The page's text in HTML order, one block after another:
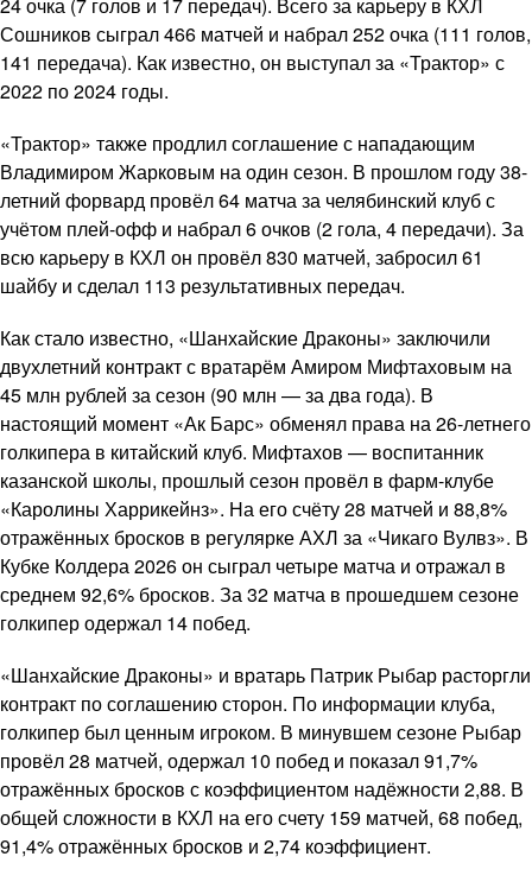
Сошников сыграл 466 матчей и набрал 252 очка (111 голов,
141 передача). Как известно, он выступал за «Трактор» с
2022 по 2024 годы.
«Трактор» также продлил соглашение с нападающим
Владимиром Жарковым на один сезон. В прошлом году 38-
летний форвард провёл 64 матча за челябинский клуб с
учётом плей-офф и набрал 6 очков (2 гола, 4 передачи). За
всю карьеру в КХЛ он провёл 830 матчей, забросил 61
шайбу и сделал 113 результативных передач.
Как стало известно, «Шанхайские Драконы» заключили
двухлетний контракт с вратарём Амиром Мифтаховым на
45 млн рублей за сезон (90 млн — за два года). В
настоящий момент «Ак Барс» обменял права на 26-летнего
голкипера в китайский клуб. Мифтахов — воспитанник
казанской школы, прошлый сезон провёл в фарм-клубе
«Каролины Харрикейнз». На его счёту 28 матчей и 88,8%
отражённых бросков в регулярке АХЛ за «Чикаго Вулвз». В
Кубке Колдера 2026 он сыграл четыре матча и отражал в
среднем 92,6% бросков. За 32 матча в прошедшем сезоне
голкипер одержал 14 побед.
«Шанхайские Драконы» и вратарь Патрик Рыбар расторгли
контракт по соглашению сторон. По информации клуба,
голкипер был ценным игроком. В минувшем сезоне Рыбар
провёл 28 матчей, одержал 10 побед и показал 91,7%
отражённых бросков с коэффициентом надёжности 2,88. В
общей сложности в КХЛ на его счету 159 матчей, 68 побед,
91,4% отражённых бросков и 2,74 коэффициент.